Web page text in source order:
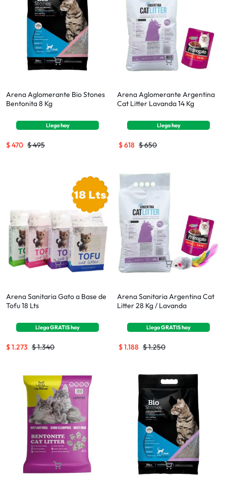
Arena Aglomerante Bio Stones
Bentonita 8 Kg
Llegahoy
$495
$470
Arena Aglomerante Argentina
Cat Litter Lavanda 14 Kg
Llegahoy
$650
$618
Arena Sanitaria Gato a Base de
Tofu 18 Lts
LlegaGRATIShoy
$1.340
$1.273
Arena Sanitaria Argentina Cat
Litter 28 Kg / Lavanda
LlegaGRATIShoy
$1.250
$1.188